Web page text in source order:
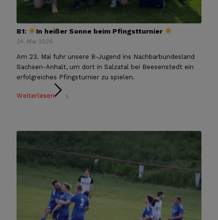
B1: In heißer Sonne beim Pfingstturnier
24. Mai 2026
Am 23. Mai fuhr unsere B-Jugend ins Nachbarbundesland
Sachsen-Anhalt, um dort in Salzatal bei Beesenstedt ein
erfolgreiches Pfingsturnier zu spielen.
Weiterlesen